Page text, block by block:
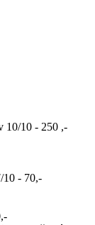
10/10 - 250 ,-
10 - 70,-